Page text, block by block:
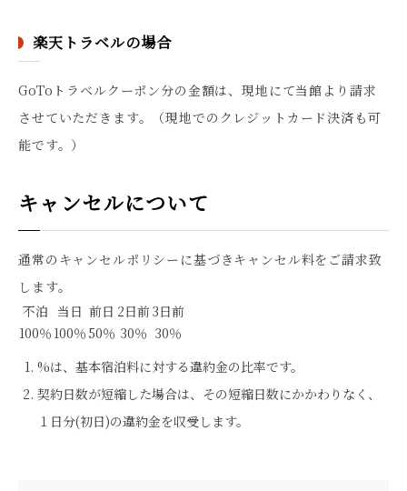
楽天トラベルの場合
GoToトラベルクーポン分の金額は、現地にて当館より請求
させていただきます。（現地でのクレジットカード決済も可
能です。）
キャンセルについて
通常のキャンセルポリシーに基づきキャンセル料をご請求致
します。
不泊 当日 前日 2日前3日前
100％ 100％ 50％ 30％ 30％
%は、基本宿泊料に対する違約金の比率です。
契約日数が短縮した場合は、その短縮日数にかかわりなく、
１日分(初日)の違約金を収受します。